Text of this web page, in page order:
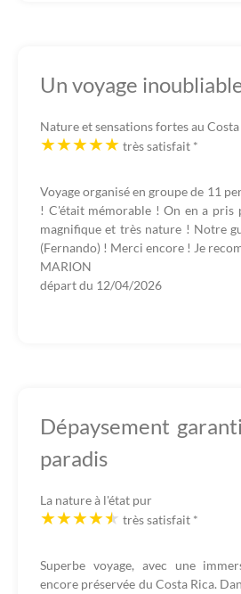
Un voyage
Nature et sensations fortes au
très satisfait *
Voyage organisé en groupe de 11
! C'était mémorable ! On en a pris
magnifique et très nature ! Notre
(Fernando) ! Merci encore ! Je
MARION
départ du 12/04/2026
Dépaysement
paradis
La nature à l'état pur
très satisfait *
Superbe voyage, avec une
encore préservée du Costa Rica.